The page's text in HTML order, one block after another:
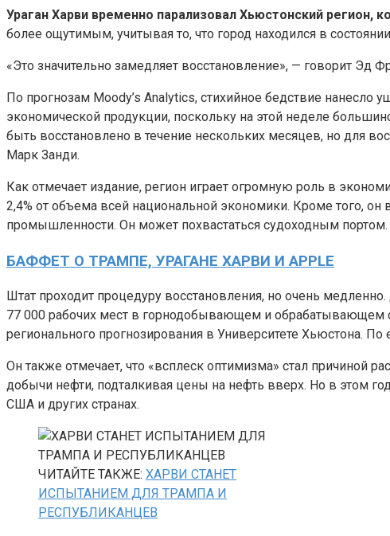
Ураган Харви временно парализовал Хьюстонский
более ощутимым, учитывая то, что город находился в
«Это значительно замедляет восстановление», — говорит Эд
По прогнозам Moody’s Analytics, стихийное бедствие
экономической продукции, поскольку на этой неделе
быть восстановлено в течение нескольких месяцев, но для
Марк Занди.
Как отмечает издание, регион играет огромную роль в
2,4% от объема всей национальной экономики. Кроме того,
промышленности. Он может похвастаться судоходным
БАФФЕТ О ТРАМПЕ, УРАГАНЕ ХАРВИ И APPLE
Штат проходит процедуру восстановления, но очень
77 000 рабочих мест в горнодобывающем и обрабатывающем
регионального прогнозирования в Университете Хьюстона.
Он также отмечает, что «всплеск оптимизма» стал причиной
добычи нефти, подталкивая цены на нефть вверх. Но в этом
США и других странах.
ЧИТАЙТЕ ТАКЖЕ: ХАРВИ СТАНЕТ
ИСПЫТАНИЕМ ДЛЯ ТРАМПА И
РЕСПУБЛИКАНЦЕВ